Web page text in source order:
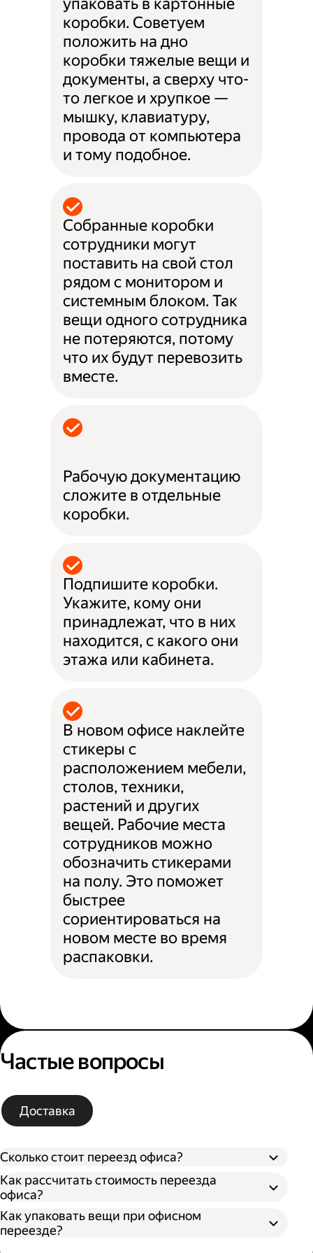
упаковать в картонные
коробки. Советуем
положить на дно
коробки тяжелые вещи и
документы, а сверху что-
то легкое и хрупкое —
мышку, клавиатуру,
провода от компьютера
и тому подобное.
Собранные коробки
сотрудники могут
поставить на свой стол
рядом с монитором и
системным блоком. Так
вещи одного сотрудника
не потеряются, потому
что их будут перевозить
вместе.
Рабочую документацию
сложите в отдельные
коробки.
Подпишите коробки.
Укажите, кому они
принадлежат, что в них
находится, с какого они
этажа или кабинета.
В новом офисе наклейте
стикеры с
расположением мебели,
столов, техники,
растений и других
вещей. Рабочие места
сотрудников можно
обозначить стикерами
на полу. Это поможет
быстрее
сориентироваться на
новом месте во время
распаковки.
Частые вопросы
Доставка
Сколько стоит переезд офиса?
Типа грузового автомобиля;
Расстояния от текущего до нового офиса;
Как рассчитать стоимость переезда
офиса?
В приложении Яндекс Go;
Как упаковать вещи при офисном
переезде?